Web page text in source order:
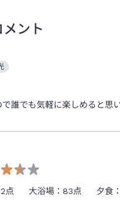
ント
誰でも気軽に楽しめると思い
点 大浴場： 83点 夕食：